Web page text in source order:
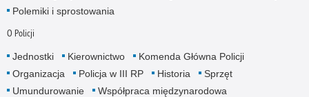
Polemiki i sprostowania
O Policji
Jednostki Kierownictwo
Komenda Główna Policji
Organizacja
Policja w III RP Historia
Sprzęt
Umundurowanie
Współpraca międzynarodowa